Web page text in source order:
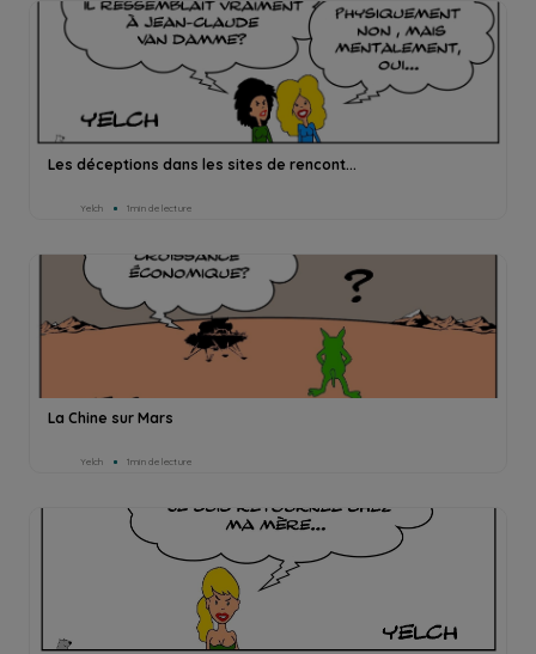
Les déceptions dans les sites de rencont...
Yelch 1min de lecture
La Chine sur Mars
Yelch 1min de lecture